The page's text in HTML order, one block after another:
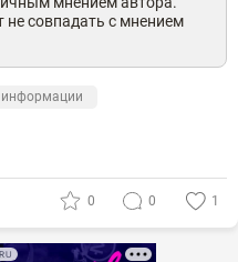
совпадать с мнением
информации
0 0 1